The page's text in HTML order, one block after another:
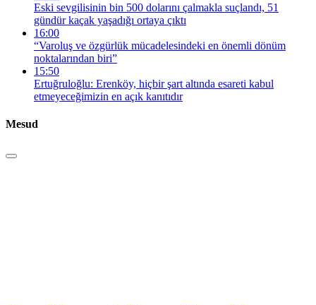
Eski sevgilisinin bin 500 dolarını çalmakla suçlandı, 51
gündür kaçak yaşadığı ortaya çıktı
16:00
“Varoluş ve özgürlük mücadelesindeki en önemli dönüm
noktalarından biri”
15:50
Ertuğruloğlu: Erenköy, hiçbir şart altında esareti kabul
etmeyeceğimizin en açık kanıtıdır
Mesud